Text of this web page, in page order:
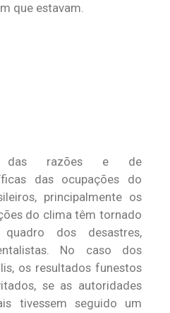
que estavam.
das razões e de
das ocupações do
principalmente os
do clima têm tornado
dos desastres,
No caso dos
os resultados funestos
se as autoridades
tivessem seguido um